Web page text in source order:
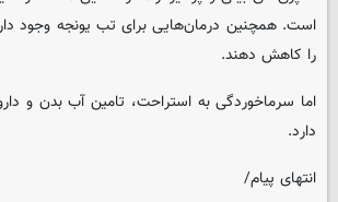
است. همچنین درمان‌هایی برای تب یونجه وجود
را کاهش دهند.
اما سرماخوردگی به استراحت، تامین آب بدن و
دارد.
انتهای پیام/